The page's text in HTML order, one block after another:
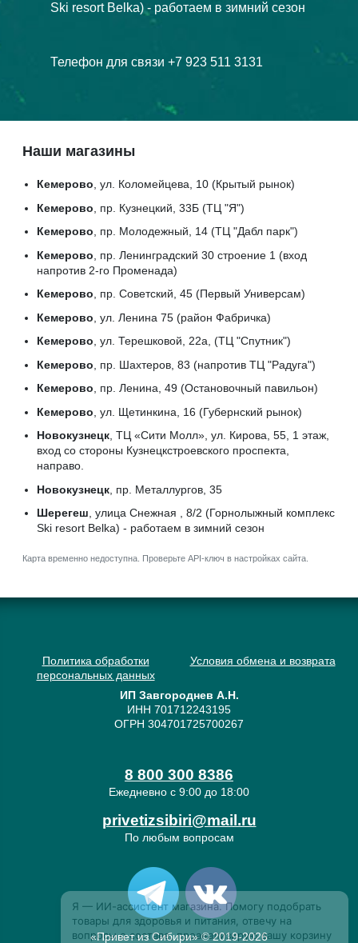
Наши магазины
Кемерово, ул. Коломейцева, 10 (Крытый рынок)
Кемерово , пр. Кузнецкий, 33Б (ТЦ "Я")
Кемерово, пр. Молодежный, 14 (ТЦ "Дабл парк")
Кемерово , пр. Ленинградский 30 строение 1 (вход
напротив 2-го Променада)
Кемерово, пр. Советский, 45 (Первый Универсам)
Кемерово , ул. Ленина 75 (район Фабричка)
Кемерово, ул. Терешковой, 22а, (ТЦ "Спутник")
Кемерово , пр. Шахтеров, 83 (напротив ТЦ "Радуга")
Кемерово, пр. Ленина, 49 (Остановочный павильон)
Кемерово , ул. Щетинкина, 16 (Губернский рынок)
Новокузнецк, ТЦ «Сити Молл», ул. Кирова, 55, 1 этаж,
вход со стороны Кузнецкстроевского проспекта,
направо.
Новокузнецк, пр. Металлургов, 35
Шерегеш, улица Снежная , 8/2 (Горнолыжный комплекс
Ski resort Belka) - работаем в зимний сезон
Карта временно недоступна. Проверьте API-ключ в настройках сайта.
Ski resort Belka) - работаем в зимний сезон
Телефон для связи +7 923 511 3131
Политика обработки
персональных данных
Условия обмена и возврата
ИП Завгороднев А.Н.
ИНН 701712243195
ОГРН 304701725700267
8 800 300 8386
Ежедневно с 9:00 до 18:00
privetizsibiri@mail.ru
По любым вопросам
«Привет из Сибири» © 2019-2026